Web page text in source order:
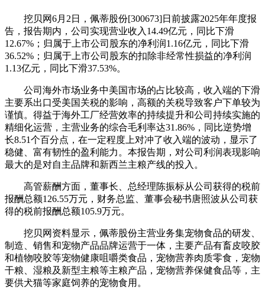
挖贝网6月2日，佩蒂股份[300673]日前披露2025年年度报
告，报告期内，公司实现营业收入14.49亿元，同比下滑
12.67%；归属于上市公司股东的净利润1.16亿元，同比下滑
36.52%；归属于上市公司股东的扣除非经常性损益的净利润
1.13亿元，同比下滑37.53%。
公司海外市场业务中美国市场的占比较高，收入端的下滑
主要系出口受美国关税的影响，高额的关税导致客户下单较为
谨慎。得益于海外工厂经营效率的持续提升和公司持续实施的
精细化运营，主营业务的综合毛利率达31.86%，同比逆势增
长8.51个百分点，在一定程度上对冲了收入端的波动，显示了
稳健、富有韧性的盈利能力。本报告期，对公司利润表现影响
最大的是对自主品牌和新西兰主粮产线的投入。
高管薪酬方面，董事长、总经理陈振标从公司获得的税前
报酬总额126.55万元，财务总监、董事会秘书唐照波从公司获
得的税前报酬总额105.9万元。
挖贝网资料显示，佩蒂股份主营业务集宠物食品的研发、
制造、销售和宠物产品品牌运营于一体，主要产品有畜皮咬胶
和植物咬胶等宠物健康咀嚼类食品，宠物营养肉质零食，宠物
干粮、湿粮及新型主粮等主粮产品，宠物营养保健食品等，主
要供犬猫等家庭饲养的宠物食用。